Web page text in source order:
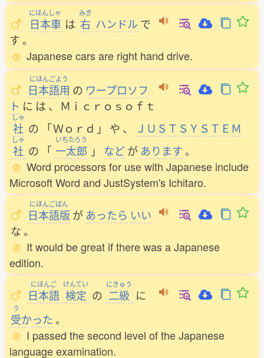
にほんしゃ
日本車 は
みぎ
右 ハンドル で
す。
Japanese cars are right hand drive.
にほんごよう
日本語用 の ワープロソフ
ト に は 、 Ｍｉｃｒｏｓｏｆｔ
しゃ
社 の 「Ｗｏｒｄ 」 や 、 ＪＵＳＴＳＹＳＴＥＭ
しゃ
社 の 「
いちたろう
一太郎 」 などが あります。
Word processors for use with Japanese include
Microsoft Word and JustSystem's Ichitaro.
にほんごばん
日本語版 が あったら いい
な。
It would be great if there was a Japanese
edition.
にほんご
日本語
けんてい
検定 の
にきゅう
二級 に
う
受かった。
I passed the second level of the Japanese
language examination.